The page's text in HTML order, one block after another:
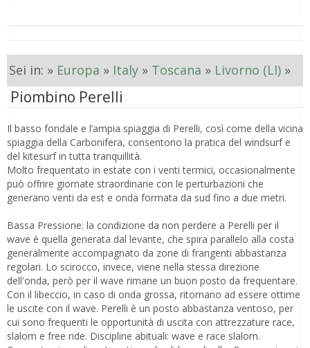
Sei in: » Europa » Italy » Toscana » Livorno (LI) »
Piombino Perelli
Il basso fondale e l’ampia spiaggia di Perelli, così come della vicina
spiaggia della Carbonifera, consentono la pratica del windsurf e
del kitesurf in tutta tranquillità.
Molto frequentato in estate con i venti termici, occasionalmente
può offrire giornate straordinarie con le perturbazioni che
generano venti da est e onda formata da sud fino a due metri.
Bassa Pressione: la condizione da non perdere a Perelli per il
wave è quella generata dal levante, che spira parallelo alla costa
generalmente accompagnato da zone di frangenti abbastanza
regolari. Lo scirocco, invece, viene nella stessa direzione
dell'onda, però per il wave rimane un buon posto da frequentare.
Con il libeccio, in caso di onda grossa, ritornano ad essere ottime
le uscite con il wave. Perelli è un posto abbastanza ventoso, per
cui sono frequenti le opportunità di uscita con attrezzature race,
slalom e free ride. Discipline abituali: wave e race slalom.